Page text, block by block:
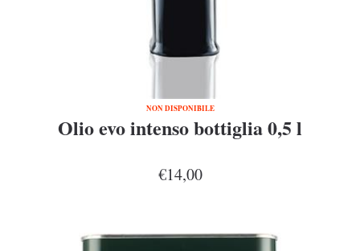
NON DISPONIBILE
Olio evo intenso bottiglia 0,5 l
€14,00